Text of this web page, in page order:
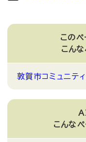
この
こん
敦賀市コミュニテ
こんな